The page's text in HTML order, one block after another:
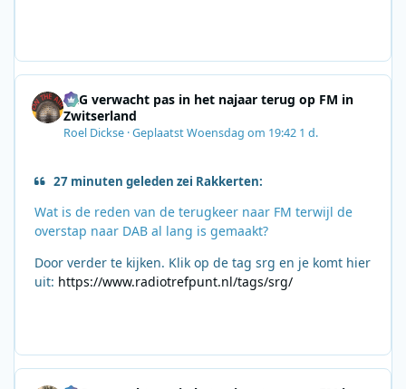
SRG verwacht pas in het najaar terug op FM in
Zwitserland
Roel Dickse ·GeplaatstWoensdag om 19:42 1 d.
27 minuten geleden zei Rakkerten:
Wat is de reden van de terugkeer naar FM terwijl de
overstap naar DAB al lang is gemaakt?
Door verder te kijken. Klik op de tag srg en je komt hier
uit: https://www.radiotrefpunt.nl/tags/srg/